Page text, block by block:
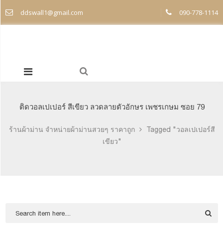
ddswall1@gmail.com 090-778-1114
ติดวอลเปเปอร์ สีเขียว ลวดลายตัวอักษร เพชรเกษม ซอย 79
ร้านผ้าม่าน จำหน่ายผ้าม่านสวยๆ ราคาถูก
Tagged "วอลเปเปอร์สี
เขียว"